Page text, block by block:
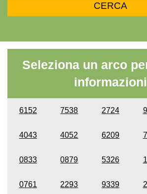
Seleziona un arco
informazioni
6152 7538 2724
4043 4052 6209
0833 0879 5326
0761 2293 9339